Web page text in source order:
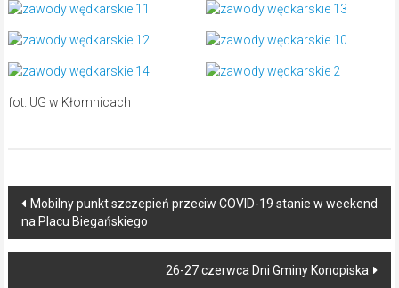
fot. UG w Kłomnicach
Post
navigation
Mobilny punkt szczepień przeciw COVID-19 stanie w weekend
na Placu Biegańskiego
26-27 czerwca Dni Gminy Konopiska